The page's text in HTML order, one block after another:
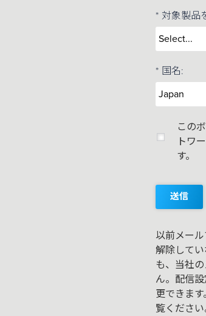
* 対象製品
* 国名:
この
トワ
す。
送信
以前メー
解除して
も、当社
ん。配信設
更できま
覧ください